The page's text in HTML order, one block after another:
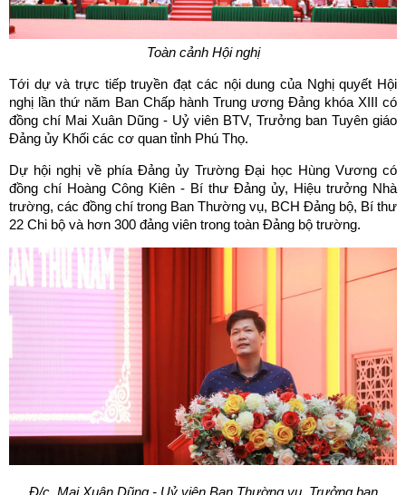
Toàn cảnh Hội nghị
Tới dự và trực tiếp truyền đạt các nội dung của Nghị quyết Hội
nghị lần thứ năm Ban Chấp hành Trung ương Đảng khóa XIII có
đồng chí Mai Xuân Dũng - Uỷ viên BTV, Trưởng ban Tuyên giáo
Đảng ủy Khối các cơ quan tỉnh Phú Thọ.
Dự hội nghị về phía Đảng ủy Trường Đại học Hùng Vương có
đồng chí Hoàng Công Kiên - Bí thư Đảng ủy, Hiệu trưởng Nhà
trường, các đồng chí trong Ban Thường vụ, BCH Đảng bộ, Bí thư
22 Chi bộ và hơn 300 đảng viên trong toàn Đảng bộ trường.